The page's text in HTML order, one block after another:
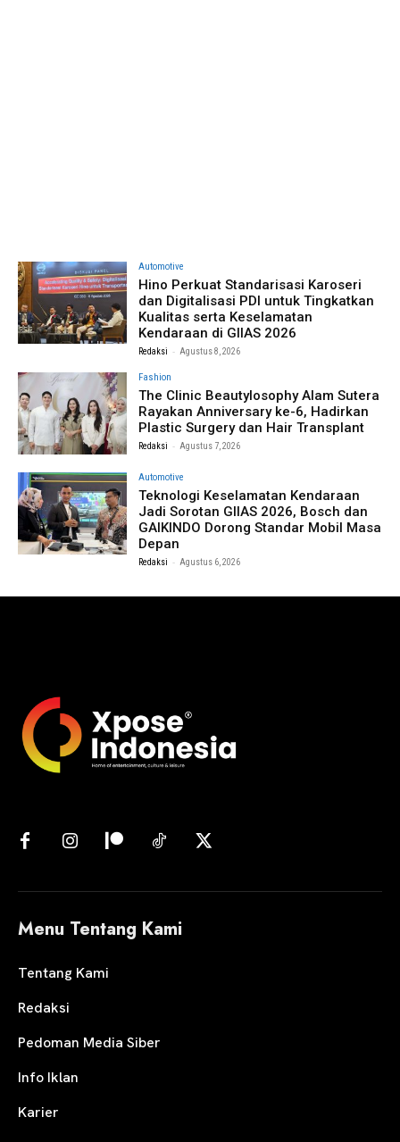
Automotive
Hino Perkuat Standarisasi Karoseri
dan Digitalisasi PDI untuk Tingkatkan
Kualitas serta Keselamatan
Kendaraan di GIIAS 2026
Redaksi - Agustus 8, 2026
Fashion
The Clinic Beautylosophy Alam Sutera
Rayakan Anniversary ke-6, Hadirkan
Plastic Surgery dan Hair Transplant
Redaksi - Agustus 7, 2026
Automotive
Teknologi Keselamatan Kendaraan
Jadi Sorotan GIIAS 2026, Bosch dan
GAIKINDO Dorong Standar Mobil Masa
Depan
Redaksi - Agustus 6, 2026
Menu Tentang Kami
Tentang Kami
Redaksi
Pedoman Media Siber
Info Iklan
Karier